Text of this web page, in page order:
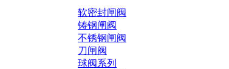
软密封闸阀
铸钢闸阀
不锈钢闸阀
刀闸阀
球阀系列